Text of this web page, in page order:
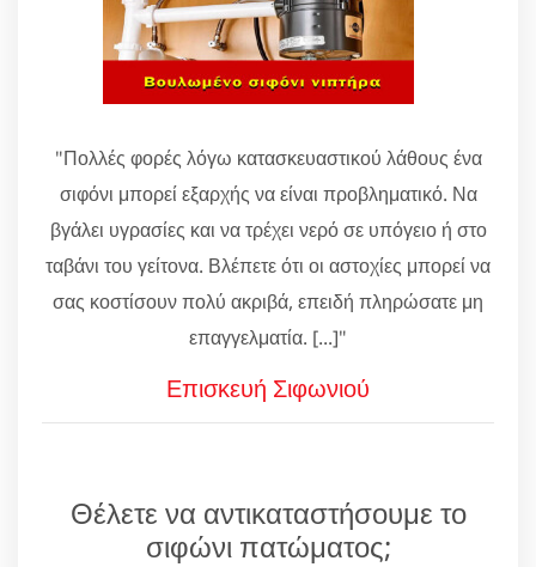
"Πολλές φορές λόγω κατασκευαστικού λάθους ένα
σιφόνι μπορεί εξαρχής να είναι προβληματικό. Να
βγάλει υγρασίες και να τρέχει νερό σε υπόγειο ή στο
ταβάνι του γείτονα. Βλέπετε ότι οι αστοχίες μπορεί να
σας κοστίσουν πολύ ακριβά, επειδή πληρώσατε μη
επαγγελματία. [...]"
Επισκευή Σιφωνιού
Θέλετε να αντικαταστήσουμε το
σιφώνι πατώματος;